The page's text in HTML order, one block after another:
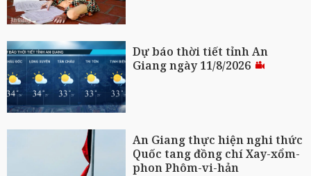
Dự báo thời tiết tỉnh An
Giang ngày 11/8/2026
An Giang thực hiện nghi thức
Quốc tang đồng chí Xay-xổm-
phon Phôm-vi-hản